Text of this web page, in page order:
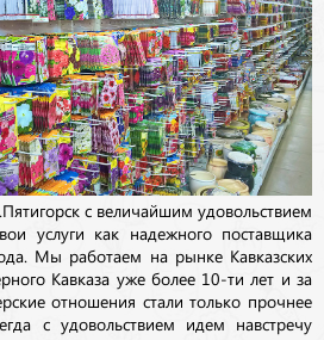
с величайшим удовольствием
услуги как надежного поставщика
Мы работаем на рынке Кавказских
Кавказа уже более 10-ти лет и за
отношения стали только прочнее
с удовольствием идем навстречу